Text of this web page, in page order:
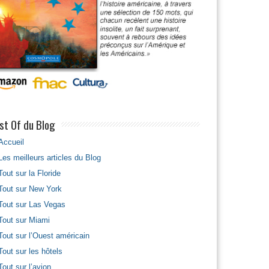
Of du Blog
meilleurs articles du Blog
sur la Floride
sur New York
sur Las Vegas
sur Miami
sur l’Ouest américain
sur les hôtels
sur l’avion